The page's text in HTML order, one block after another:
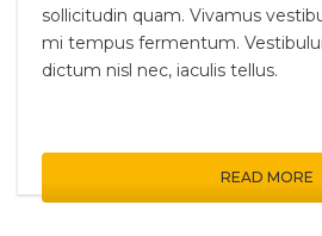
sollicitudin quam. Vivamus
mi tempus fermentum.
dictum nisl nec, iaculis tellus.
READ MORE